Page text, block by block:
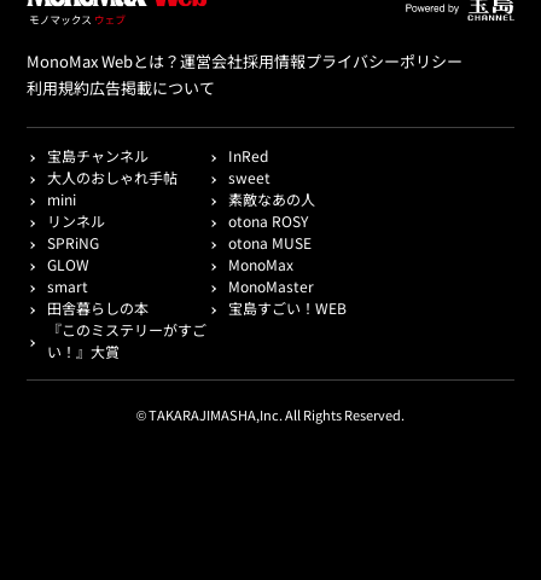
MonoMax Webとは？運営会社採用情報プライバシーポリシー
利用規約広告掲載について
宝島チャンネル
InRed
大人のおしゃれ手帖
sweet
mini
素敵なあの人
リンネル
otona ROSY
SPRiNG
otona MUSE
GLOW
MonoMax
smart
MonoMaster
田舎暮らしの本
宝島すごい！WEB
『このミステリーがすご
い！』大賞
© TAKARAJIMASHA,Inc. All Rights Reserved.